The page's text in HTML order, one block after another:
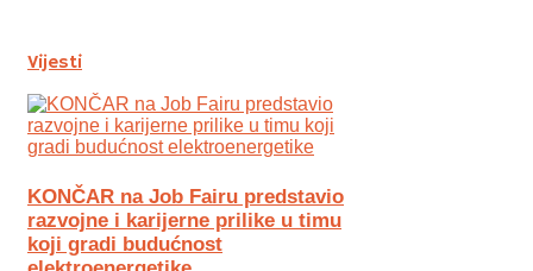
Vijesti
KONČAR na Job Fairu predstavio
razvojne i karijerne prilike u timu
koji gradi budućnost